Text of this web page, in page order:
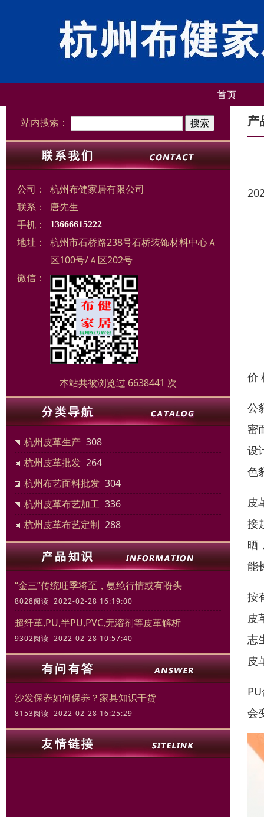
首页
站内搜索：
公司：
杭州布健家居有限公司
联系：
唐先生
手机：
13666615222
地址：
杭州市石桥路238号石桥装饰材料中心Ａ
区100号/Ａ区202号
微信：
本站共被浏览过 6638441 次
杭州皮革生产 308
杭州皮革批发 264
杭州布艺面料批发 304
杭州皮革布艺加工 336
杭州皮革布艺定制 288
“金三”传统旺季将至，氨纶行情或有盼头
8028阅读 2022-02-28 16:19:00
超纤革,PU,半PU,PVC,无溶剂等皮革解析
9302阅读 2022-02-28 10:57:40
沙发保养如何保养？家具知识干货
8153阅读 2022-02-28 16:25:29
产
价
公
密
设
色
皮
接
晒
能
按
皮
志
皮
会